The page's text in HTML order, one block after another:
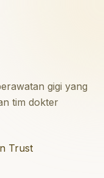
gigi yang
tim dokter
Trust